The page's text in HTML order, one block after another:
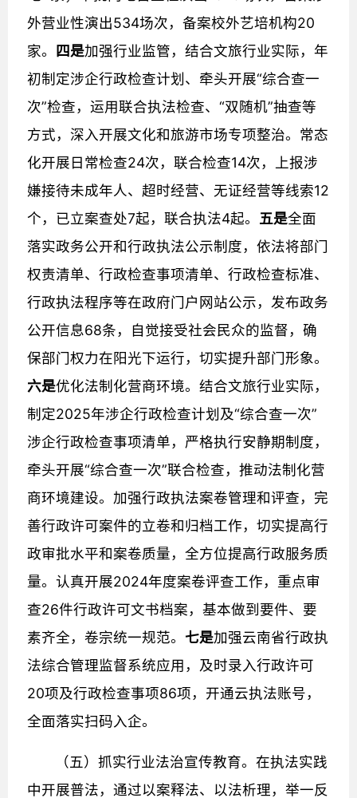
外营业性演出534场次，备案校外艺培机构20
家。 四是加强行业监管，结合文旅行业实际，年
初制定涉企行政检查计划、牵头开展“综合查一
次”检查，运用联合执法检查、“双随机”抽查等
方式，深入开展文化和旅游市场专项整治。常态
化开展日常检查24次，联合检查14次，上报涉
嫌接待未成年人、超时经营、无证经营等线索12
个，已立案查处7起，联合执法4起。 五是全面
落实政务公开和行政执法公示制度，依法将部门
权责清单、行政检查事项清单、行政检查标准、
行政执法程序等在政府门户网站公示，发布政务
公开信息68条，自觉接受社会民众的监督，确
保部门权力在阳光下运行，切实提升部门形象。
六是优化法制化营商环境。结合文旅行业实际，
制定2025年涉企行政检查计划及“综合查一次”
涉企行政检查事项清单，严格执行安静期制度，
牵头开展“综合查一次”联合检查，推动法制化营
商环境建设。加强行政执法案卷管理和评查，完
善行政许可案件的立卷和归档工作，切实提高行
政审批水平和案卷质量，全方位提高行政服务质
量。认真开展2024年度案卷评查工作，重点审
查26件行政许可文书档案，基本做到要件、要
素齐全，卷宗统一规范。 七是加强云南省行政执
法综合管理监督系统应用，及时录入行政许可
20项及行政检查事项86项，开通云执法账号，
全面落实扫码入企。
（五）抓实行业法治宣传教育。在执法实践
中开展普法，通过以案释法、以法析理，举一反